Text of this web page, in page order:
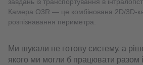
Камера O3R — це комбінована 2D/3D-
розпізнавання периметра.
Ми шукали не готову систему, а
якого ми могли б працювати разом